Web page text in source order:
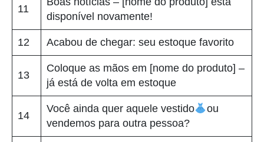
11
disponível novamente!
12 Acabou de chegar: seu estoque favorito
13
Coloque as mãos em [nome do produto] –
já está de volta em estoque
14
Você ainda quer aquele vestido
ou
vendemos para outra pessoa?